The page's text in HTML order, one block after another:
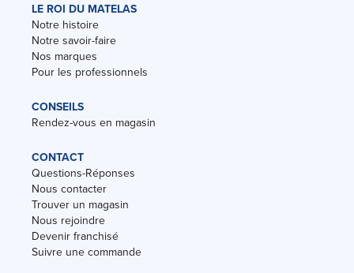
LE ROI DU MATELAS
Notre histoire
Notre savoir-faire
Nos marques
Pour les professionnels
CONSEILS
Rendez-vous en magasin
CONTACT
Questions-Réponses
Nous contacter
Trouver un magasin
Nous rejoindre
Devenir franchisé
Suivre une commande